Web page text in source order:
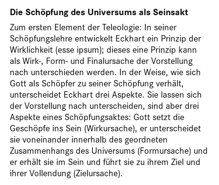
Die Schöpfung des Universums als Seinsakt
Zum ersten Element der Teleologie: In seiner
Schöpfungslehre entwickelt Eckhart ein Prinzip der
Wirklichkeit (esse ipsum); dieses eine Prinzip kann
als Wirk-, Form- und Finalursache der Vorstellung
nach unterschieden werden. In der Weise, wie sich
Gott als Schöpfer zu seiner Schöpfung verhält,
unterscheidet Eckhart drei Aspekte. Sie lassen sich
der Vorstellung nach unterscheiden, sind aber drei
Aspekte eines Schöpfungsaktes: Gott setzt die
Geschöpfe ins Sein (Wirkursache), er unterscheidet
sie voneinander innerhalb des geordneten
Zusammenhangs des Universums (Formursache) und
er erhält sie im Sein und führt sie zu ihrem Ziel und
ihrer Vollendung (Zielursache).